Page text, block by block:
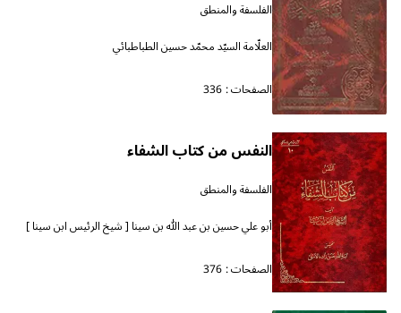
الفلسفة والمنطق
العلّامة السيّد محمّد حسين الطباطبائي
الصفحات : 336
النفس من كتاب الشفاء
الفلسفة والمنطق
أبو علي حسين بن عبد الله بن سينا [ شيخ الرئيس ابن سينا ]
الصفحات : 376